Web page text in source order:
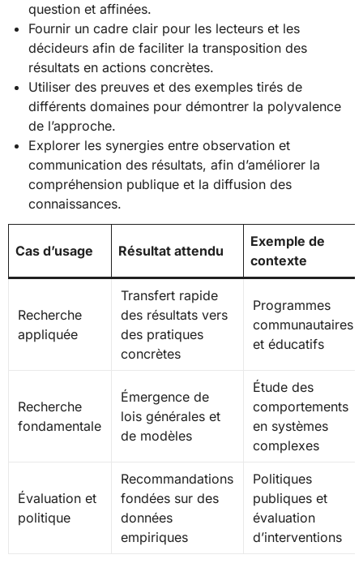
question et affinées.
Fournir un cadre clair pour les lecteurs et les
décideurs afin de faciliter la transposition des
résultats en actions concrètes.
Utiliser des preuves et des exemples tirés de
différents domaines pour démontrer la polyvalence
de l’approche.
Explorer les synergies entre observation et
communication des résultats, afin d’améliorer la
compréhension publique et la diffusion des
connaissances.
Cas d’usage Résultat attendu
Exemple de
contexte
Recherche
appliquée
Transfert rapide
des résultats vers
des pratiques
concrètes
Programmes
communautaires
et éducatifs
Recherche
fondamentale
Émergence de
lois générales et
de modèles
Étude des
comportements
en systèmes
complexes
Évaluation et
politique
Recommandations
fondées sur des
données
empiriques
Politiques
publiques et
évaluation
d’interventions